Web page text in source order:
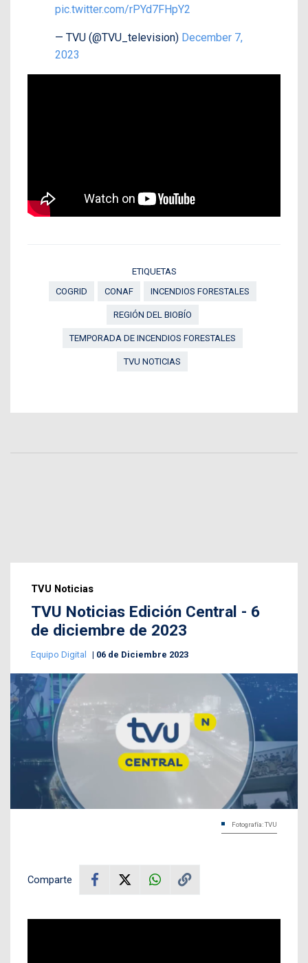
pic.twitter.com/rPYd7FHpY2
— TVU (@TVU_television) December 7,
2023
ETIQUETAS
COGRID
CONAF INCENDIOS FORESTALES
REGIÓN DEL BIOBÍO
TEMPORADA DE INCENDIOS FORESTALES
TVU NOTICIAS
TVU Noticias
TVU Noticias Edición Central - 6
de diciembre de 2023
Equipo Digital 06 de Diciembre 2023
Fotografía: TVU
Comparte